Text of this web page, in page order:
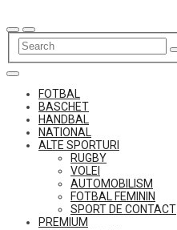
to
content
FOTBAL
BASCHET
HANDBAL
NATIONAL
ALTE SPORTURI
RUGBY
VOLEI
AUTOMOBILISM
FOTBAL FEMININ
SPORT DE CONTACT
PREMIUM